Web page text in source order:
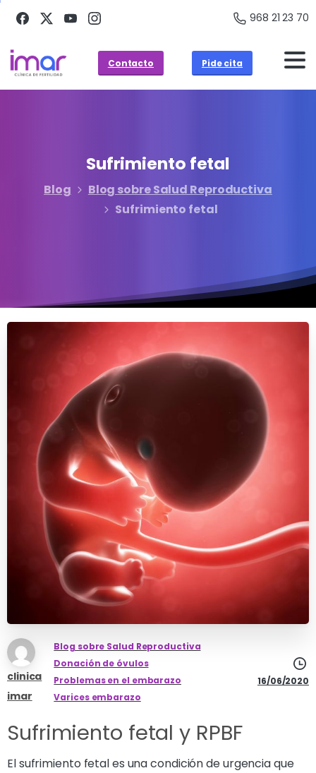
968 21 23 70
Contacto Pide cita
Sufrimiento fetal
Blog
Blog sobre Salud Reproductiva
Sufrimiento fetal
clinica
imar
Blog sobre Salud Reproductiva
Donación de óvulos
Problemas en el embarazo
Varices embarazo
16/06/2020
Sufrimiento fetal y RPBF
El sufrimiento fetal es una condición de urgencia que